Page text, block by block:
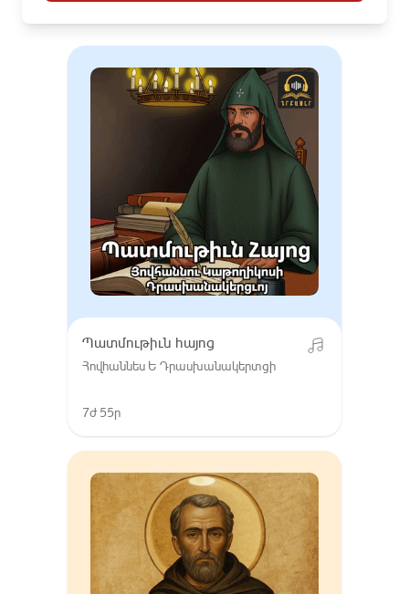
Պատմութիւն հայոց
Հովհաննես Ե Դրասխանակերտցի
7ժ 55ր